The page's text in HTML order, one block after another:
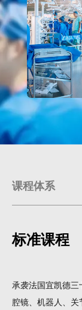
课程体系
标准课程
承袭法国宜凯德
腔镜、机器人、